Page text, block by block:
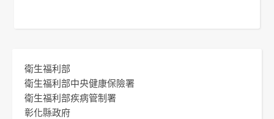
衛生福利部
衛生福利部中央健康保險署
衛生福利部疾病管制署
彰化縣政府